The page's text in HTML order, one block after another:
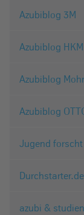
Azubiblog 3M
Azubiblog HKM
Azubiblog
Azubiblog
Jugend forscht
Durchstarter.de
azubi &